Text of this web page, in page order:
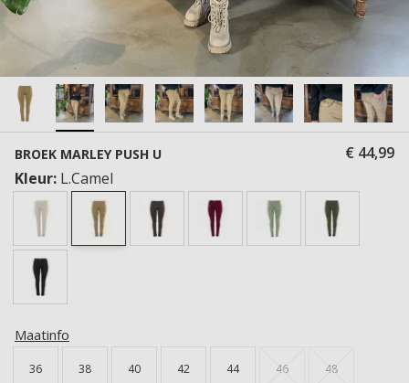
BROEK MARLEY PUSH U
€ 44,99
Kleur: L.Camel
Maatinfo
36 38 40 42 44 46 48